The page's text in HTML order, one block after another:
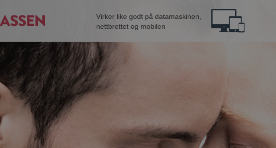
Virker like godt på datamaskinen,
nettbrettet og mobilen